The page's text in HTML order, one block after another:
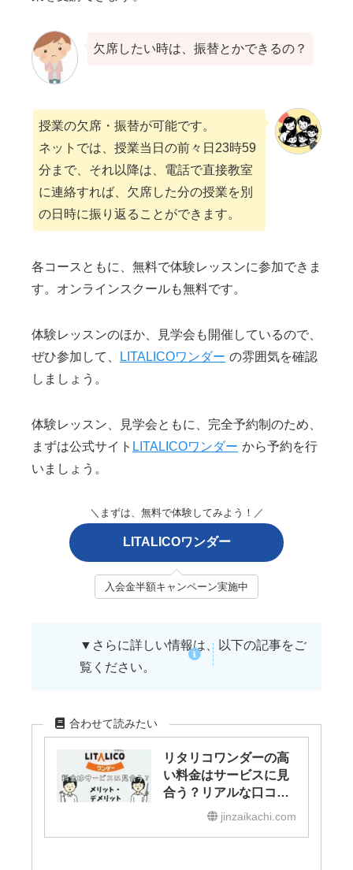
欠席したい時は、振替とかできるの？
授業の欠席・振替が可能です。
ネットでは、授業当日の前々日23時59
分まで、それ以降は、電話で直接教室
に連絡すれば、欠席した分の授業を別
の日時に振り返ることができます。
各コースともに、無料で体験レッスンに参加できま
す。オンラインスクールも無料です。
体験レッスンのほか、見学会も開催しているので、
ぜひ参加して、
LITALICOワンダー の雰囲気を確認
しましょう。
体験レッスン、見学会ともに、完全予約制のため、
まずは公式サイト LITALICOワンダー から予約を行
いましょう。
＼まずは、無料で体験してみよう！／
LITALICOワンダー
入会金半額キャンペーン実施中
▼さらに詳しい情報は、以下の記事をご
覧ください。
合わせて読みたい
リタリコワンダーの高
い料金はサービスに見
合う？リアルな口コ
ミ・メリット・デメリ
ットを解説【2025年最
jinzaikachi.com